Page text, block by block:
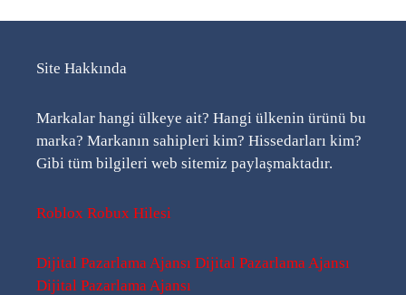
Site Hakkında
Markalar hangi ülkeye ait? Hangi ülkenin ürünü bu
marka? Markanın sahipleri kim? Hissedarları kim?
Gibi tüm bilgileri web sitemiz paylaşmaktadır.
Roblox Robux Hilesi
Dijital Pazarlama Ajansı Dijital Pazarlama Ajansı
Dijital Pazarlama Ajansı